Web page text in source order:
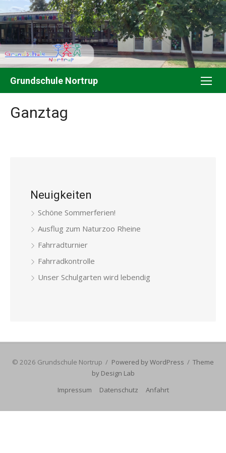
Skip
to
content
Grundschule Nortrup
Ganztag
Neuigkeiten
Schöne Sommerferien!
Ausflug zum Naturzoo Rheine
Fahrradturnier
Fahrradkontrolle
Unser Schulgarten wird lebendig
© 2026 Grundschule Nortrup / Powered by WordPress / Theme
by Design Lab
Impressum
Datenschutz Anfahrt